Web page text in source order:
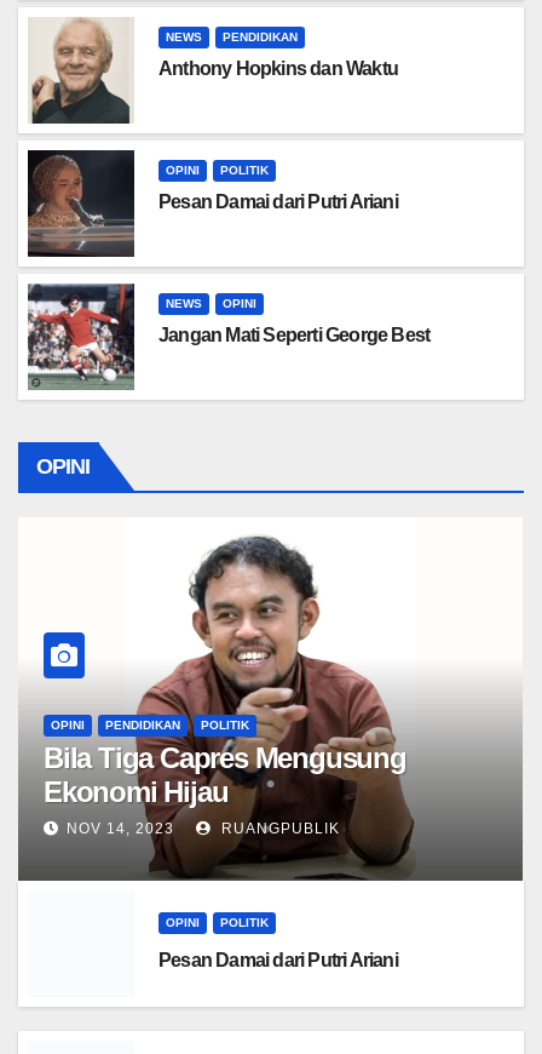
NEWS PENDIDIKAN
Anthony Hopkins dan Waktu
OPINI POLITIK
Pesan Damai dari Putri Ariani
NEWS OPINI
Jangan Mati Seperti George Best
OPINI
OPINI PENDIDIKAN POLITIK
Bila Tiga Capres Mengusung
Ekonomi Hijau
NOV 14, 2023 RUANGPUBLIK
OPINI POLITIK
Pesan Damai dari Putri Ariani